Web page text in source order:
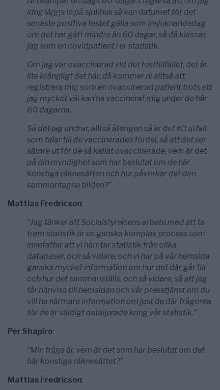
idag läggs in på sjukhus så kan datumet för det
senaste positiva testet gälla som insjuknandedag
om det har gått mindre än 60 dagar, så då klassas
jag som en covidpatient i er statistik.
Om jag var ovaccinerad vid det testtillfället, det är
lite krångligt det här, då kommer ni alltså att
registrera mig som en ovaccinerad patient trots att
jag mycket väl kan ha vaccinerat mig under de här
60 dagarna.
Så det jag undrar, alltså återigen så är det ett utfall
som talar till de vaccinerades fördel, så att det ser
sämre ut för de så kallat ovaccinerade, vem är det
på din myndighet som har beslutat om de här
konstiga räknesätten och hur påverkar det den
sammantagna bilden?”
Mattias Fredricson:
”Jag tänker att Socialstyrelsens arbete med att ta
fram statistik är en ganska komplex process som
innefattar att vi hämtar statistik från olika
databaser, och så vidare, och vi har på vår hemsida
ganska mycket information om hur det där går till
och hur det sammanställs, och så vidare, så att jag
får hänvisa till hemsidan och vår presstjänst om du
vill ha närmare information om just de där frågorna,
för de är väldigt detaljerade kring vår statistik.”
Per Shapiro:
”Min fråga är, vem är det som har beslutat om det
här konstiga räknesättet?”
Mattias Fredricson: